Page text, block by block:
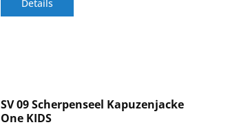
Details
SV 09 Scherpenseel Kapuzenjacke
One KIDS